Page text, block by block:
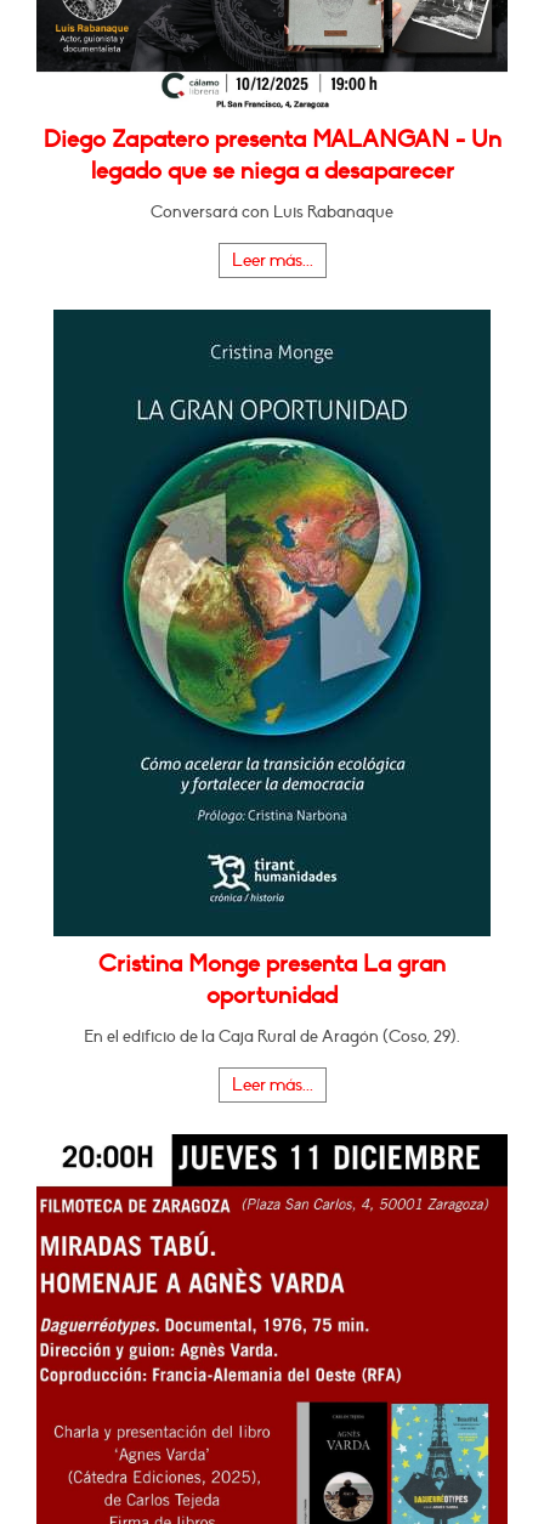
Diego Zapatero presenta MALANGAN - Un
legado que se niega a desaparecer
Conversará con Luis Rabanaque
Leer más...
Cristina Monge presenta La gran
oportunidad
En el edificio de la Caja Rural de Aragón (Coso, 29).
Leer más...